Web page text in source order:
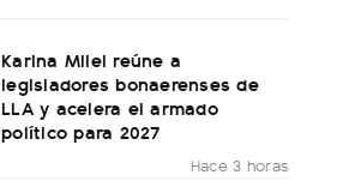
Karina Milei reúne a
legisladores bonaerenses de
LLA y acelera el armado
político para 2027
Hace 3 horas